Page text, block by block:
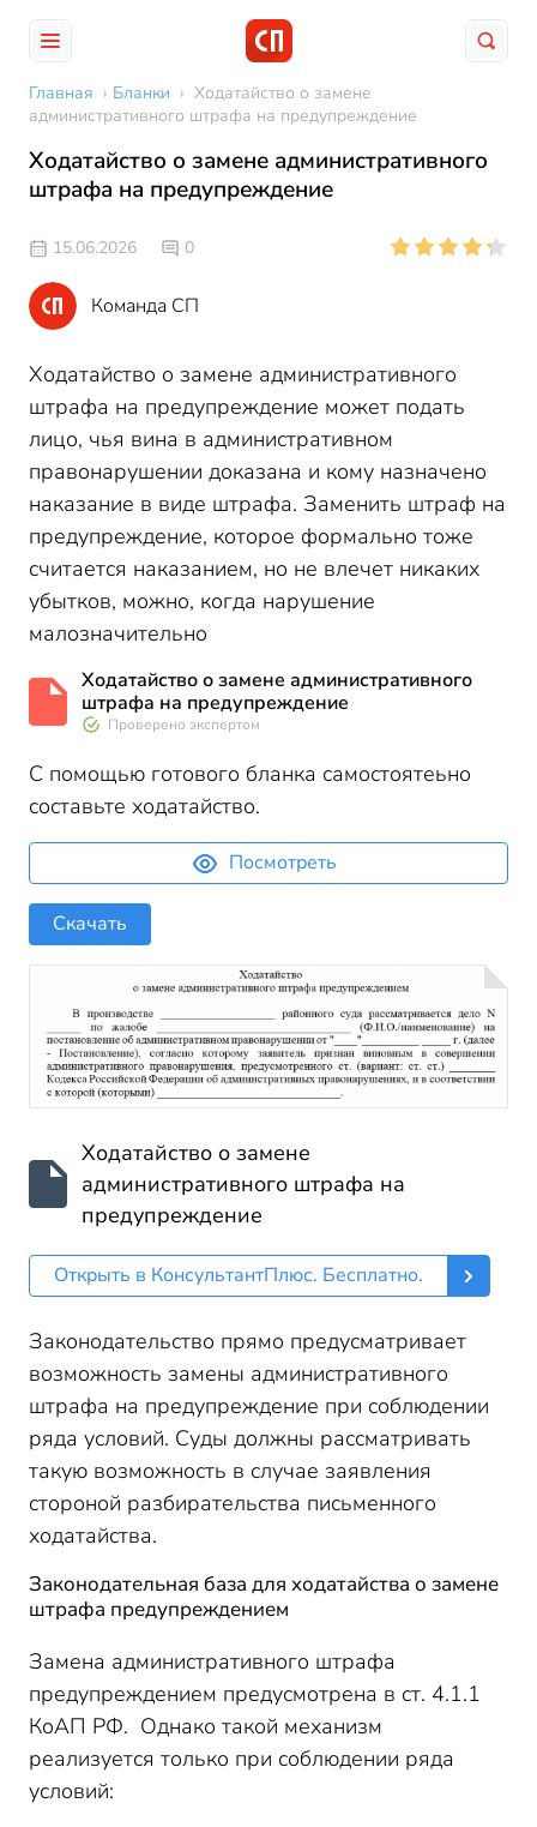
Главная › Бланки › Ходатайство о замене
административного штрафа на предупреждение
Ходатайство о замене административного
штрафа на предупреждение
15.06.2026 0
Команда СП
Ходатайство о замене административного
штрафа на предупреждение может подать
лицо, чья вина в административном
правонарушении доказана и кому назначено
наказание в виде штрафа. Заменить штраф на
предупреждение, которое формально тоже
считается наказанием, но не влечет никаких
убытков, можно, когда нарушение
малозначительно
Ходатайство о замене административного
штрафа на предупреждение
Проверено экспертом
С помощью готового бланка самостоятеьно
составьте ходатайство.
Посмотреть
Скачать
Ходатайство о замене
административного штрафа на
предупреждение
Открыть в КонсультантПлюс. Бесплатно.
Законодательство прямо предусматривает
возможность замены административного
штрафа на предупреждение при соблюдении
ряда условий. Суды должны рассматривать
такую возможность в случае заявления
стороной разбирательства письменного
ходатайства.
Законодательная база для ходатайства о замене
штрафа предупреждением
Замена административного штрафа
предупреждением предусмотрена в ст. 4.1.1
КоАП РФ. Однако такой механизм
реализуется только при соблюдении ряда
условий: